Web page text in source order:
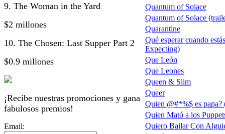
9. The Woman in the Yard
$2 millones
10. The Chosen: Last Supper Part 2
$0.9 millones
¡Recibe nuestras promociones y gana
fabulosos premios!
Email:
Quantum of Solace
Quantum of Solace
Quarantine
Qué esperar cuando
Expecting)
Que León
Que Leones
Queen & Slim
Queer
Quien @#*%$ es papa?
Quien Mató a los
Quiero Bailar Con